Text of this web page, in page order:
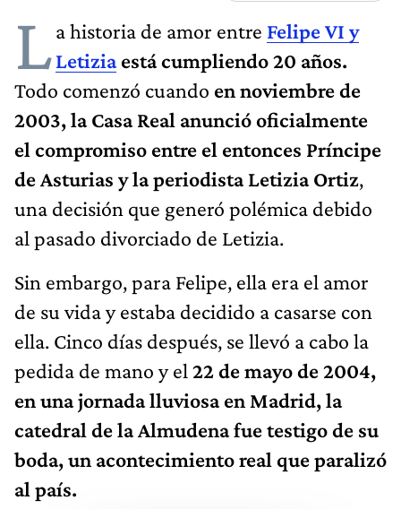
La historia de amor entre Felipe VI y
Letiziaestá cumpliendo 20 años.
Todo comenzó cuando en noviembre de
2003, la Casa Real anunció oficialmente
el compromiso entre el entonces Príncipe
de Asturias y la periodista Letizia Ortiz,
una decisión que generó polémica debido
al pasado divorciado de Letizia.
Sin embargo, para Felipe, ella era el amor
de su vida y estaba decidido a casarse con
ella. Cinco días después, se llevó a cabo la
pedida de mano y el 22 de mayo de 2004,
en una jornada lluviosa en Madrid, la
catedral de la Almudena fue testigo de su
boda, un acontecimiento real que paralizó
al país.